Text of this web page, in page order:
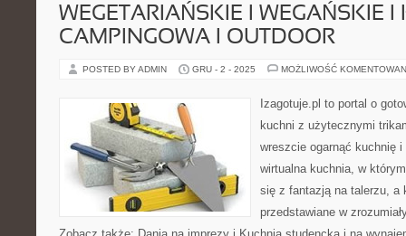
WEGETARIAŃSKIE I WEGAŃSKIE I
CAMPINGOWA I OUTDOOR
POSTED BY ADMIN GRU - 2 - 2025 MOŻLIWOŚĆ
Izagotuje.pl to portal o
kuchni z użytecznymi
wreszcie ogarnąć kuchnię
wirtualna kuchnia, w
się z fantazją na talerzu, a
przedstawiane w